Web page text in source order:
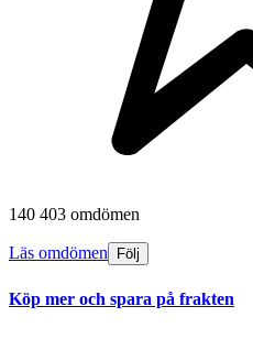
140 403 omdömen
Läs omdömen Följ
Köp mer och spara på frakten